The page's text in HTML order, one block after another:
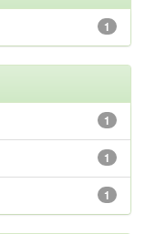
1
1
1
1